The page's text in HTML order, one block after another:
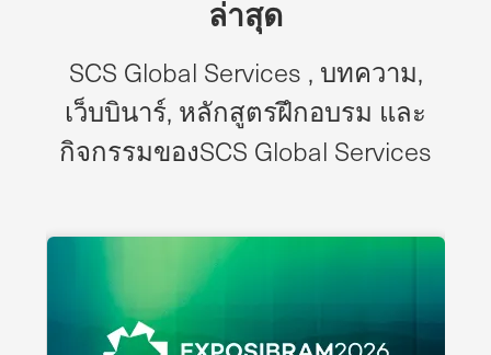
ล่าสุด
SCS Global Services , บทความ,
เว็บบินาร์, หลักสูตรฝึกอบรม และ
กิจกรรมของSCS Global Services